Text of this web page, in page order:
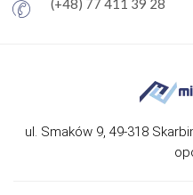
(+48) 77 411 39 28
ul. Smaków 9, 49-318